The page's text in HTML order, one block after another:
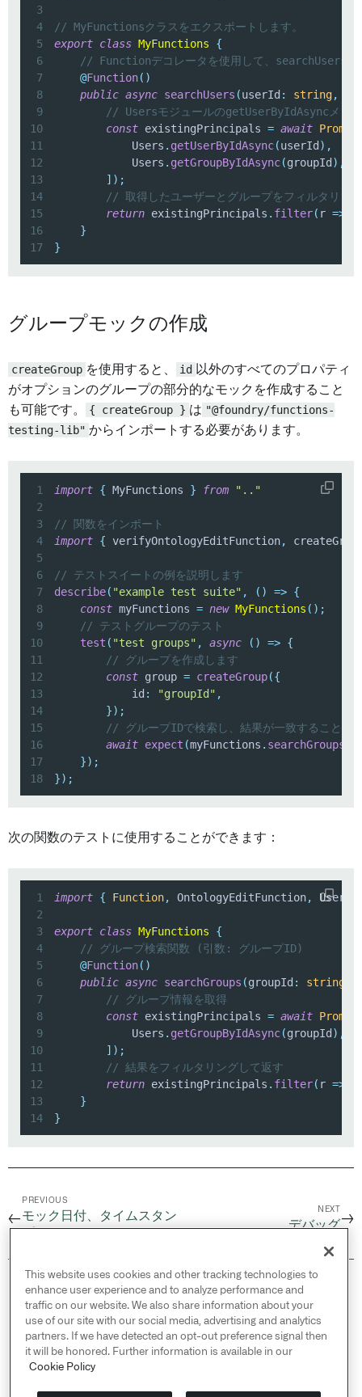
3
4
// MyFunctionsクラスをエクスポートします。
5
export class MyFunctions
{
6
// Functionデコレータを使用して、searchUsers関
7
@Function( )
8
public async searchUsers (userId : string,
9
// UsersモジュールのgetUserByIdAsyncメソッ
10
const existingPrincipals = await
11
            Users
. getUserByIdAsync(userId) ,
12
            Users
. getGroupByIdAsync(groupId) ,
13
] ) ;
14
// 取得したユーザーとグループをフィルタリン
15
return existingPrincipals . filter( r =>
16
}
17
}
グループモックの作成
createGroup を使用すると、 id 以外のすべてのプロパティ
がオプションのグループの部分的なモックを作成すること
も可能です。
{ createGroup } は "@foundry/functions-
testing-lib" からインポートする必要があります。
1 import { MyFunctions } from
".."
2
3
// 関数をインポート
4
import { verifyOntologyEditFunction,
5
6
// テストスイートの例を説明します
7
describe( "example test suite" , ( ) => {
8
const myFunctions = new MyFunctions ( ) ;
9
// テストグループのテスト
10
test ( "test groups" , async ( ) => {
11
// グループを作成します
12
const group = createGroup({
13
            id
: "groupId" ,
14
}) ;
15
// グループIDで検索し、結果が一致することを
16
await expect (myFunctions . searchGroups
17
}) ;
18
}) ;
次の関数のテストに使用することができます：
1 import { Function, OntologyEditFunction, Users
2
3
export class MyFunctions
{
4
// グループ検索関数 (引数: グループID)
5
@Function( )
6
public async searchGroups (groupId : string
7
// グループ情報を取得
8
const existingPrincipals = await
9
            Users
. getGroupByIdAsync(groupId) ,
10
] ) ;
11
// 結果をフィルタリングして返す
12
return existingPrincipals . filter( r =>
13
}
14
}
←
PREVIOUS
モック日付、タイムスタン
NEXT
デバッグ→
© 2026 Palantir Technologies Inc. All rights
reserved.
Cookies Statement ↗
Privacy Statement ↗
Terms of Use ↗
This website uses cookies and other tracking technologies to
enhance user experience and to analyze performance and
traffic on our website. We also share information about your
use of our site with our social media, advertising and analytics
partners. If we have detected an opt-out preference signal then
it will be honored. Further information is available in our
Cookie Policy